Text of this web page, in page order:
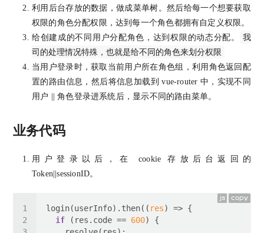
利用后台存放的数据，做成菜单树。然后给每一个想要获取
权限的角色分配权限，达到每一个角色都拥有自定义权限。
给创建成的不同用户分配角色，达到权限的动态分配。
我
司的处理情况特殊，也就是给不同的角色来划分权限
当用户登录时，获取当前用户所在角色组，利用角色返回配
置的路由信息，然后将信息加载到 vue-router 中，实现不同
用户 || 角色登录进系统后，显示不同的路由菜单。
业务代码
用户登录以后，在 cookie 存放后台返回的
Token||sessionID。
js copy
login(userInfo).then( ( res) =>
if (res.code == 600